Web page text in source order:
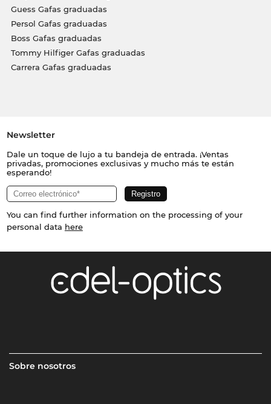
Guess Gafas graduadas
Persol Gafas graduadas
Boss Gafas graduadas
Tommy Hilfiger Gafas graduadas
Carrera Gafas graduadas
Newsletter
Dale un toque de lujo a tu bandeja de entrada. ¡Ventas
privadas, promociones exclusivas y mucho más te están
esperando!
You can find further information on the processing of your
personal data here
Sobre nosotros